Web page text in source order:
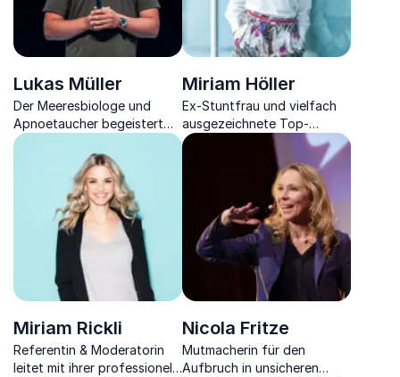
Lukas Müller
Der Meeresbiologe und
Apnoetaucher begeistert
durch Grenzerfahrungen im
Ozean – von Weißen Haien
bis zur Arktis.
Miriam Höller
Ex-Stuntfrau und vielfach
ausgezeichnete Top-
Keynote-Speakerin für
Veränderungsbereitschaft.
Miriam Rickli
Referentin & Moderatorin
leitet mit ihrer professionell
Nicola Fritze
Mutmacherin für den
Aufbruch in unsicheren